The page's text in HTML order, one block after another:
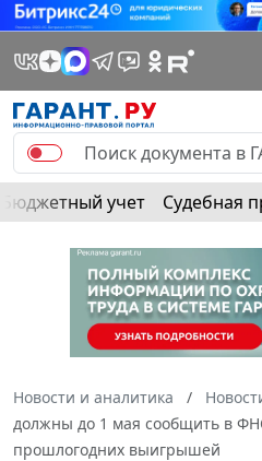
Бюджетный учет Судебная
Новости и аналитика
должны до 1 мая сообщить в
прошлогодних выигрышей